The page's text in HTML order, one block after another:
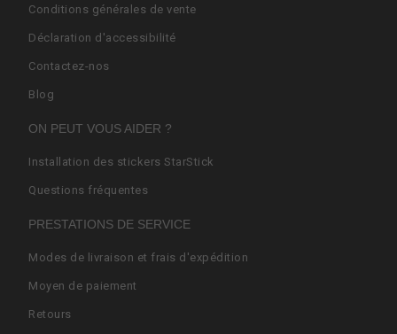
Conditions générales de vente
Déclaration d'accessibilité
Contactez-nos
Blog
ON PEUT VOUS AIDER ?
Installation des stickers StarStick
Questions fréquentes
PRESTATIONS DE SERVICE
Modes de livraison et frais d'expédition
Moyen de paiement
Retours